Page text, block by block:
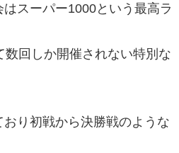
スーパー1000という最高ラ
回しか開催されない特別な
り初戦から決勝戦のような